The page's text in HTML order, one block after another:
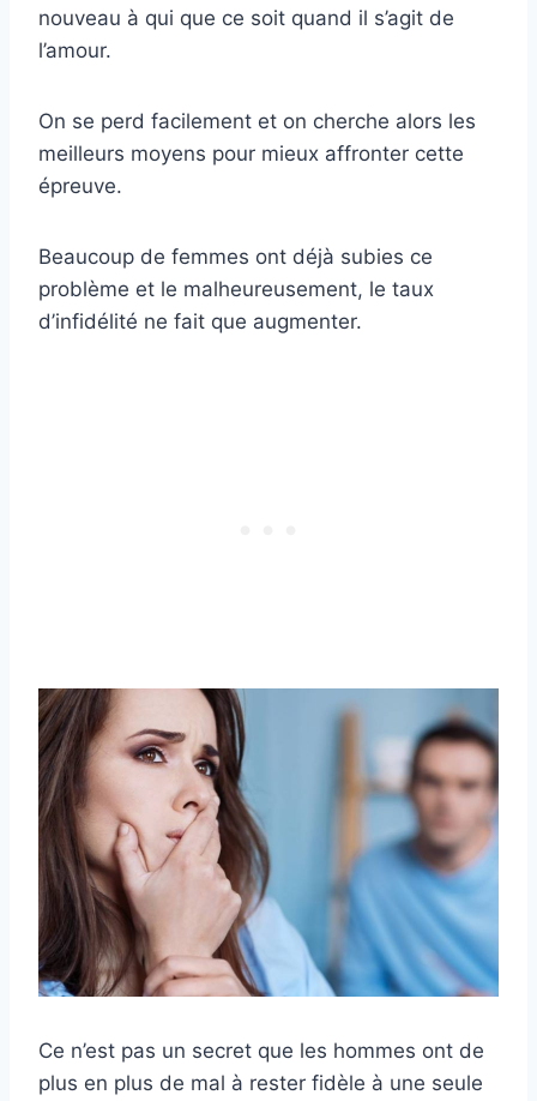
nouveau à qui que ce soit quand il s’agit de
l’amour.
On se perd facilement et on cherche alors les
meilleurs moyens pour mieux affronter cette
épreuve.
Beaucoup de femmes ont déjà subies ce
problème et le malheureusement, le taux
d’infidélité ne fait que augmenter.
Ce n’est pas un secret que les hommes ont de
plus en plus de mal à rester fidèle à une seule